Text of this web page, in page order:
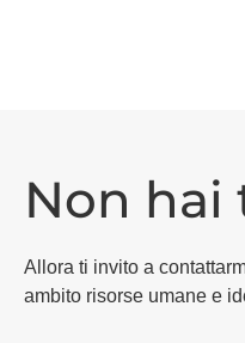
Non hai
Allora ti invito a
ambito risorse umane e